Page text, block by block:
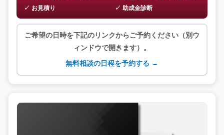
お見積り
助成金診断
ご希望の日時を下記のリンクからご予約ください（別ウ
ィンドウで開きます）。
無料相談の日程を予約する →